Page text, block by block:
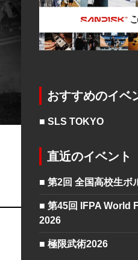
おすすめのイベ
■ SLS TOKYO
直近のイベント
■ 第2回 全国高校生ボ
■ 第45回 IFPA
2026
■ 極限武術2026